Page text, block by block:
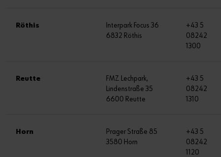
Röthis
Interpark Focus 36
6832 Röthis
+43 5
08242
1300
Reutte
FMZ Lechpark,
Lindenstraße 35
6600 Reutte
+43 5
08242
1310
Horn
Prager Straße 85
3580 Horn
+43 5
08242
1120